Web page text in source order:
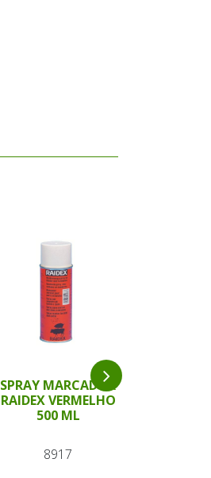
SPRAY MARCADOR
RAIDEX VERMELHO
500 ML
8917